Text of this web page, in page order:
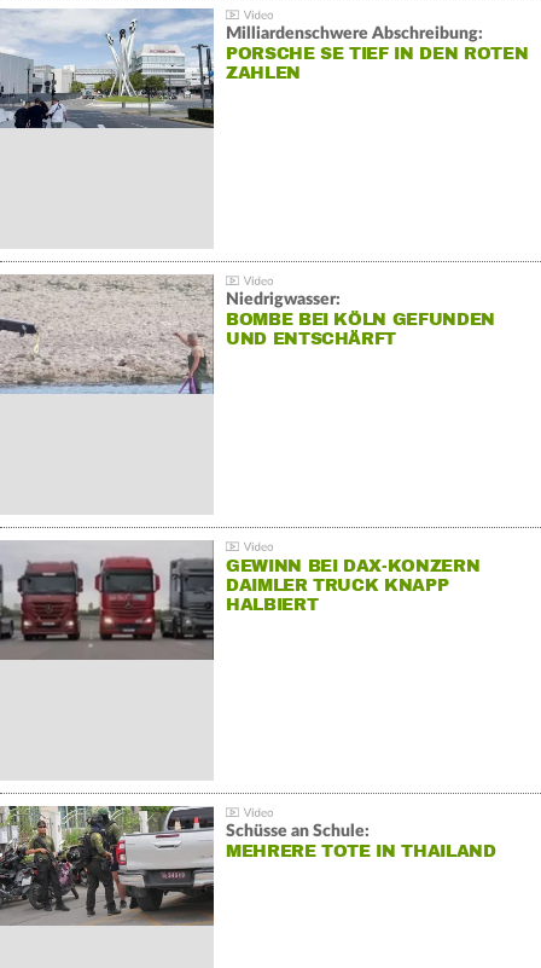
Milliardenschwere Abschreibung:
PORSCHE SE TIEF IN DEN ROTEN
ZAHLEN
Niedrigwasser:
BOMBE BEI KÖLN GEFUNDEN
UND ENTSCHÄRFT
GEWINN BEI DAX-KONZERN
DAIMLER TRUCK KNAPP
HALBIERT
Schüsse an Schule:
MEHRERE TOTE IN THAILAND